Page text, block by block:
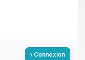
Connexion